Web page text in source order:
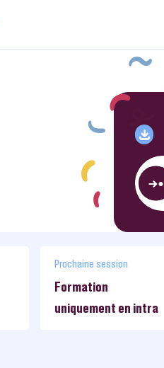
Prochaine session
Formation
uniquement en intra